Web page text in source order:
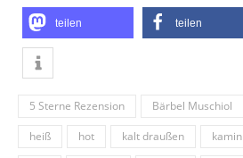
teilen teilen
5 Sterne Rezension Bärbel Muschiol
heiß
hot kalt draußen kamin